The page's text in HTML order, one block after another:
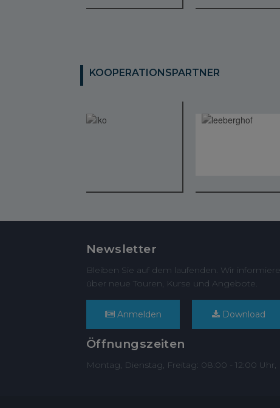
KOOPERATIONSPARTNER
Newsletter
Bleiben Sie auf dem laufenden. Wir
über neue Touren, Kurse und Angebote.
Anmelden Download
Öffnungszeiten
Montag, Dienstag, Freitag: 08:00 - 12:00